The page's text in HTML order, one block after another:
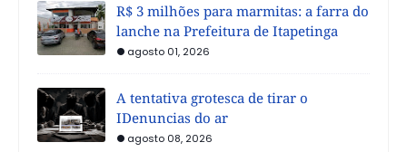
R$ 3 milhões para marmitas: a farra do
lanche na Prefeitura de Itapetinga
agosto 01, 2026
A tentativa grotesca de tirar o
IDenuncias do ar
agosto 08, 2026